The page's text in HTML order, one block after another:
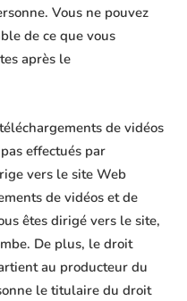
Vous ne pouvez
de ce que vous
après le
de vidéos
effectués par
vers le site Web
de vidéos et de
êtes dirigé vers le site,
De plus, le droit
au producteur du
le titulaire du droit